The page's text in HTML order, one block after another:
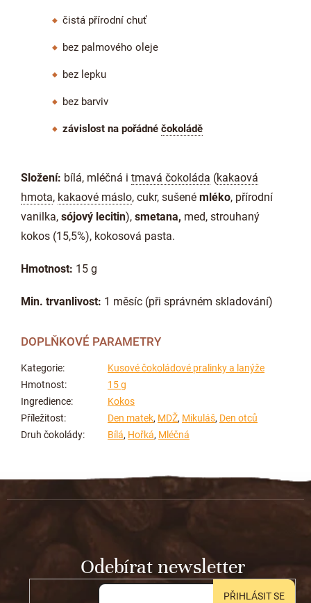
čistá přírodní chuť
bez palmového oleje
bez lepku
bez barviv
závislost na pořádné čokoládě
Složení: bílá, mléčná i tmavá čokoláda (kakaová
hmota, kakaové máslo, cukr, sušené mléko, přírodní
vanilka, sójový lecitin), smetana, med, strouhaný
kokos (15,5%), kokosová pasta.
Hmotnost: 15 g
Min. trvanlivost: 1 měsíc (při správném skladování)
DOPLŇKOVÉ PARAMETRY
Kategorie:
Kusové čokoládové pralinky a lanýže
Hmotnost:
15 g
Ingredience:
Kokos
Příležitost: Den matek, MDŽ, Mikuláš, Den otců
Druh čokolády: Bílá, Hořká, Mléčná
Z
Odebírat newsletter
PŘIHLÁSIT SE